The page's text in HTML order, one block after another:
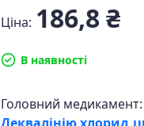
Ціна: 186,8 ₴
В наявності
Головний медикамент: